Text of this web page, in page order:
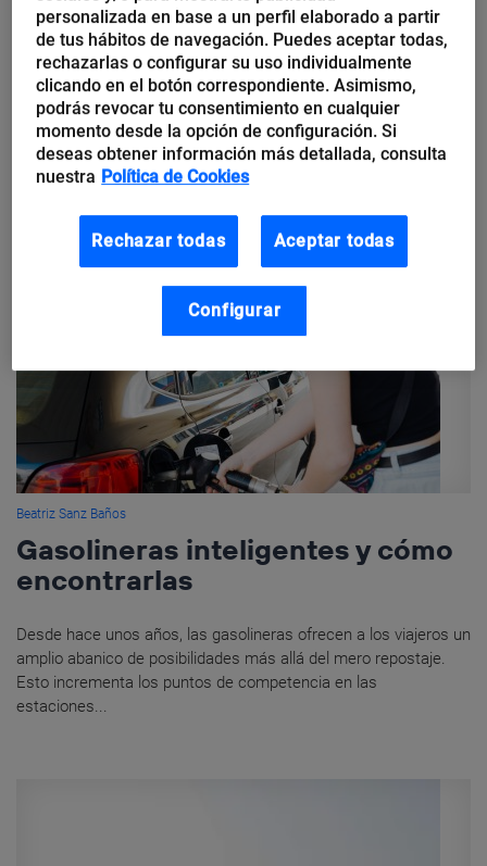
Producción de leche eficiente y
responsable
Estamos ante un nuevo ejemplo de cómo la tecnología nos
puede ayudar a formar una sociedad mejor en la que la
producción y consumo de leche se realice de forma sostenible
Beatriz Sanz Baños
Gasolineras inteligentes y cómo
encontrarlas
Desde hace unos años, las gasolineras ofrecen a los viajeros un
amplio abanico de posibilidades más allá del mero repostaje.
Esto incrementa los puntos de competencia en las
estaciones...
personalizada en base a un perfil elaborado a partir
de tus hábitos de navegación. Puedes aceptar todas,
rechazarlas o configurar su uso individualmente
clicando en el botón correspondiente. Asimismo,
podrás revocar tu consentimiento en cualquier
momento desde la opción de configuración. Si
deseas obtener información más detallada, consulta
nuestra Política de Cookies
Rechazar todas Aceptar todas
Configurar